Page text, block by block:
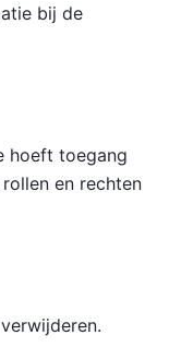
bij de
hoeft toegang
en rechten